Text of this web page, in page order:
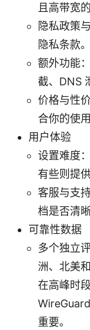
且高带宽
隐私政策
隐私条款。
额外功能
截、DNS
价格与性
合你的使
用户体验
设置难度
有些则提
客服与支
档是否清晰
可靠性数据
多个独立
洲、北美
在高峰时
重要。